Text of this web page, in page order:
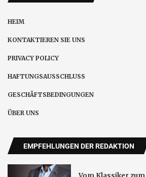
HEIM
KONTAKTIEREN SIE UNS
PRIVACY POLICY
HAFTUNGSAUSSCHLUSS
GESCHÄFTSBEDINGUNGEN
ÜBER UNS
EMPFEHLUNGEN DER REDAKTION